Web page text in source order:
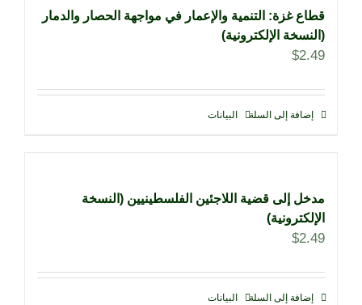
قطاع غزة: التنمية والإعمار في مواجهة الحصار والدمار
(النسخة الإلكترونية)
$2.49
إضافة إلى السلة البيانات
مدخل إلى قضية اللاجئين الفلسطينيين (النسخة
الإلكترونية)
$2.49
إضافة إلى السلة البيانات